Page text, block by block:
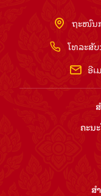
ຖະໜົນ
ໂທລະສັ
ອີເ
ຄະນ
ສ